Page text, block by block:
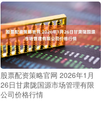
股票配资策略官网 2026年1月
26日甘肃陇国源市场管理有限
公司价格行情